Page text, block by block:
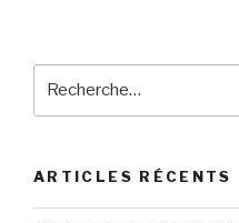
ARTICLES RÉCENTS